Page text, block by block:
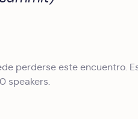
perderse este encuentro.
speakers.